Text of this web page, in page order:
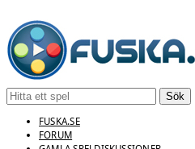
Sök
FUSKA.SE
FORUM